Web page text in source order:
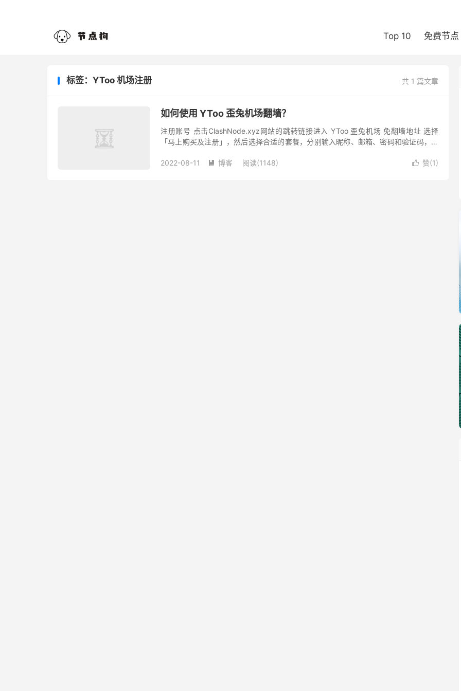
Top 10 免费节点
共 1 篇文章
标签：YToo 机场注册
如何使用 YToo 歪兔机场翻墙？
注册账号 点击ClashNode.xyz网站的跳转链接进入 YToo 歪兔机场 免翻墙地址 选择
「马上购买及注册」，然后选择合适的套餐，分别输入昵称、邮箱、密码和验证码，购
 赞(1)
2022-08-11  博客 阅读(1148)